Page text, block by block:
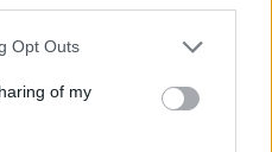
uses one or more Google
behaviour. You may click to
and its third-party tags to
purposes in below Google
Opt Outs
of my